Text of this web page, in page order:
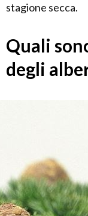
stagione secca.
Quali
degli